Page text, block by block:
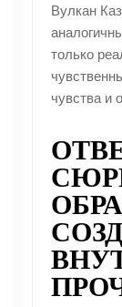
Вулкан
только
чувства и